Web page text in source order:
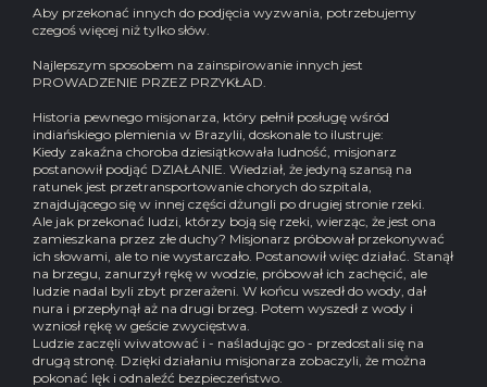
Aby przekonać innych do podjęcia wyzwania, potrzebujemy
czegoś więcej niż tylko słów.
Najlepszym sposobem na zainspirowanie innych jest
PROWADZENIE PRZEZ PRZYKŁAD.
Historia pewnego misjonarza, który pełnił posługę wśród
indiańskiego plemienia w Brazylii, doskonale to ilustruje:
Kiedy zakaźna choroba dziesiątkowała ludność, misjonarz
postanowił podjąć DZIAŁANIE. Wiedział, że jedyną szansą na
ratunek jest przetransportowanie chorych do szpitala,
znajdującego się w innej części dżungli po drugiej stronie rzeki.
Ale jak przekonać ludzi, którzy boją się rzeki, wierząc, że jest ona
zamieszkana przez złe duchy? Misjonarz próbował przekonywać
ich słowami, ale to nie wystarczało. Postanowił więc działać. Stanął
na brzegu, zanurzył rękę w wodzie, próbował ich zachęcić, ale
ludzie nadal byli zbyt przerażeni. W końcu wszedł do wody, dał
nura i przepłynął aż na drugi brzeg. Potem wyszedł z wody i
wzniosł rękę w geście zwycięstwa.
Ludzie zaczęli wiwatować i - naśladując go - przedostali się na
drugą stronę. Dzięki działaniu misjonarza zobaczyli, że można
pokonać lęk i odnaleźć bezpieczeństwo.